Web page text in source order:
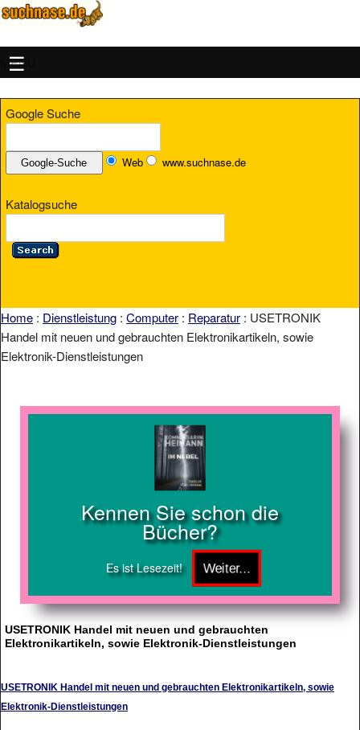
MENU
Google Suche
Web www.suchnase.de
Katalogsuche
Home : Dienstleistung : Computer : Reparatur : USETRONIK
Handel mit neuen und gebrauchten Elektronikartikeln, sowie
Elektronik-Dienstleistungen
Kennen Sie schon die
Bücher?
Es ist Lesezeit!
USETRONIK Handel mit neuen und gebrauchten
Elektronikartikeln, sowie Elektronik-Dienstleistungen
USETRONIK Handel mit neuen und gebrauchten Elektronikartikeln, sowie
Elektronik-Dienstleistungen